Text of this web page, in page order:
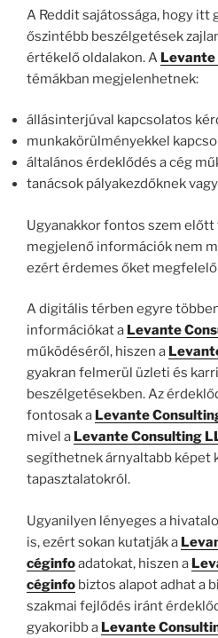
A Reddit sajátossága, hogy itt
őszintébb beszélgetések
értékelő oldalakon. A Levante
témákban megjelenhetnek:
állásinterjúval kapcsolatos
munkakörülményekkel
általános érdeklődés a cég
tanácsok pályakezdőknek
Ugyanakkor fontos szem előtt
megjelenő információk nem
ezért érdemes őket
A digitális térben egyre
információkat a Levante
működéséről, hiszen a
gyakran felmerül üzleti és
beszélgetésekben. Az
fontosak a Levante
mivel a Levante Consulting
segíthetnek árnyaltabb képet
tapasztalatokról.
Ugyanilyen lényeges a
is, ezért sokan kutatják a
céginfoadatokat, hiszen a
céginfo biztos alapot adhat a
szakmai fejlődés iránt
gyakoribb a Levante